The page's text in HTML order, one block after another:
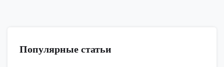
Популярные статьи